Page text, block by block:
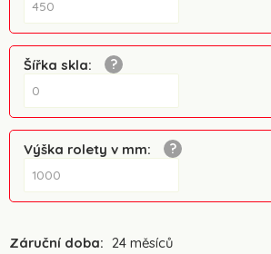
Šířka skla:
Výška rolety v mm:
Záruční doba: 24 měsíců